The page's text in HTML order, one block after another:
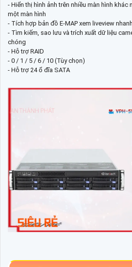
- Hiển thị hình ảnh trên nhiều màn hình khác
một màn hình
- Tích hợp bản đồ E-MAP xem liveview
- Tìm kiếm, sao lưu và trích xuất dữ liệu
chóng
- Hỗ trợ RAID
- 0 / 1 / 5 / 6 / 10 (Tùy chọn)
- Hỗ trợ 24 ổ đĩa SATA